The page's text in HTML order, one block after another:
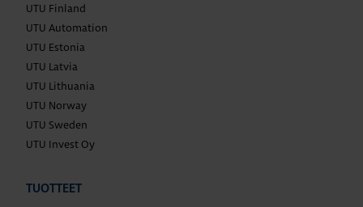
UTU Finland
UTU Automation
UTU Estonia
UTU Latvia
UTU Lithuania
UTU Norway
UTU Sweden
UTU Invest Oy
TUOTTEET